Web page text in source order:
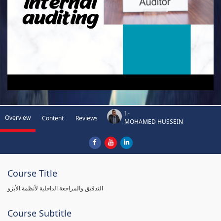
Overview Content Reviews
I.-
MOHAMED HUSSEIN
Course Title
التدقيق والمراجعة الداخلية لأنظمة الأيزو
Course Subtitle